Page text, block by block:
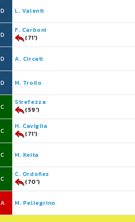
D L. Valenti
D
F. Carboni
(71')
D A. Circati
D M. Troilo
C
Strefezza
(59')
C
H. Caviglia
(71')
C M. Keita
C
C. Ordoñez
(70')
A M. Pellegrino